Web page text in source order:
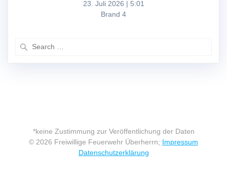
23. Juli 2026 | 5:01
Brand 4
*keine Zustimmung zur Veröffentlichung der Daten
© 2026 Freiwillige Feuerwehr Überherrn; Impressum
Datenschutzerklärung